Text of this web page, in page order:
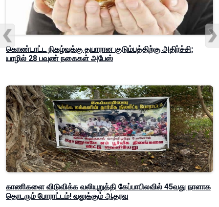
கொண்டாட்ட நிகழ்வுக்கு தயாரான குடும்பத்திற்கு அதிர்ச்சி;
யாழில் 28 பவுண் நகைகள் அபேஸ்
காணிகளை விடுவிக்க வலியுறுத்தி கேப்பாபிலவில் 45வது நாளாக
தொடரும் போராட்டம்! வலுக்கும் ஆதரவு